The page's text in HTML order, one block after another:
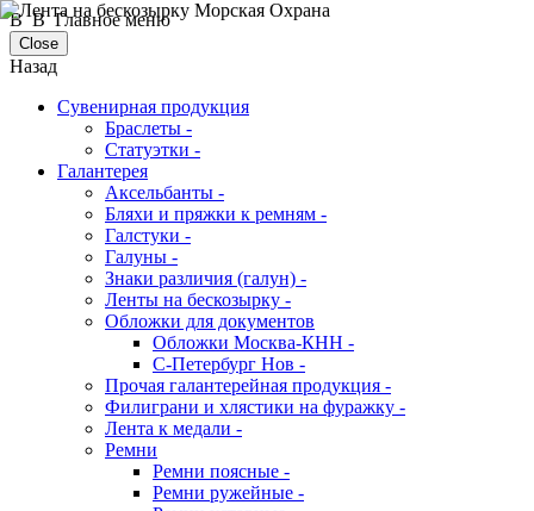
В В Главное меню
Close
Назад
Сувенирная продукция
Браслеты -
Статуэтки -
Галантерея
Аксельбанты -
Бляхи и пряжки к ремням -
Галстуки -
Галуны -
Знаки различия (галун) -
Ленты на бескозырку -
Обложки для документов
Обложки Москва-КНН -
С-Петербург Нов -
Прочая галантерейная продукция -
Филиграни и хлястики на фуражку -
Лента к медали -
Ремни
Ремни поясные -
Ремни ружейные -